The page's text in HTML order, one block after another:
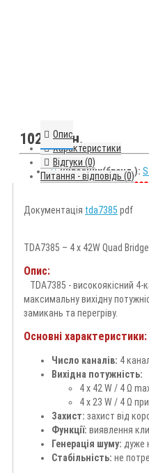
102.7 грн.
Виробник(бренд ):
Код товару:2304028
Опис
Характеристики
Відгуки (0)
Питання - відповідь (0)
Документація tda7385 pdf
TDA7385 – 4 x 42W Quad
Опис:
TDA7385 - високоякісний 4-
максимальну вихідну
замикань та перегріву.
Основні характеристики:
Число каналів: 4
Вихідна потужність:
4 x 42 W / 4 Ω
4 x 23 W / 4 Ω
Захист: захист від
Функції: виявлення
Генерація шуму: дуже
Стабільність: не